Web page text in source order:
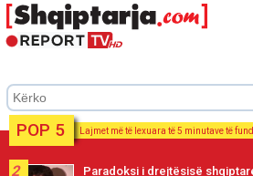
POP 5 Lajmet më të lexuara të 5 minutave të
2
Paradoksi i drejtësisë